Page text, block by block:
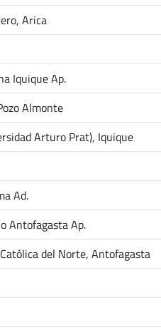
Arica
Iquique Ap.
Almonte
Arturo Prat), Iquique
Ad.
Antofagasta Ap.
del Norte, Antofagasta